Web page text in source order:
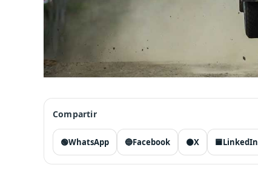
Compartir
🟢WhatsApp 🔵Facebook ⚫X 🟦LinkedIn